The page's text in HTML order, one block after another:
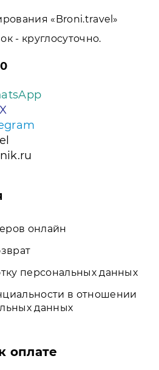
«Broni.travel»
- круглосуточно.
онлайн
персональных данных
в отношении
данных
оплате